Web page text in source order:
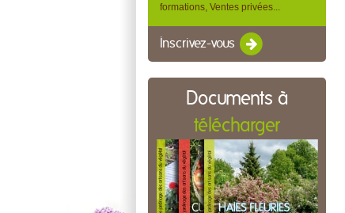
formations, Ventes privées...
Inscrivez-vous
Documents à
télécharger